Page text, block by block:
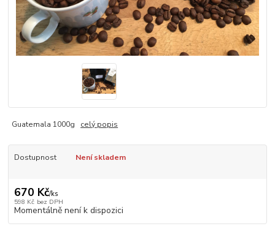
Guatemala 1000g celý popis
Dostupnost Není skladem
670 Kč/ks
598 Kč bez DPH
Momentálně není k dispozici